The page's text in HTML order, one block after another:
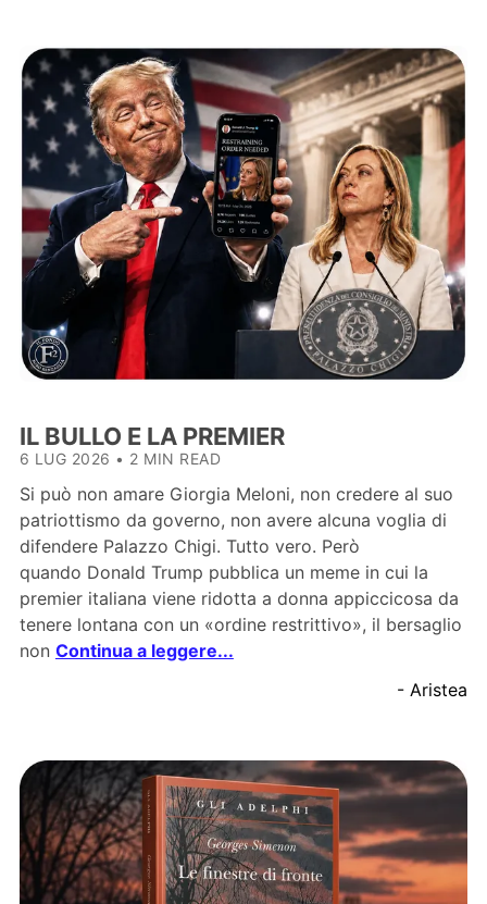
IL BULLO E LA PREMIER
6 LUG 2026 • 2 MIN READ
Si può non amare Giorgia Meloni, non credere al suo
patriottismo da governo, non avere alcuna voglia di
difendere Palazzo Chigi. Tutto vero. Però
quando Donald Trump pubblica un meme in cui la
premier italiana viene ridotta a donna appiccicosa da
tenere lontana con un «ordine restrittivo», il bersaglio
non Continua a leggere...
- Aristea